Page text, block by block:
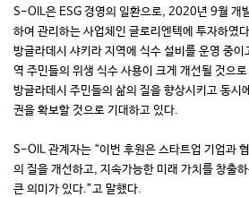
S-OIL은 ESG 경영의 일환으로, 2020년 9월 개
하여 관리하는 사업체인 글로리엔텍에 투자하였
방글라데시 샤키라 지역에 식수 설비를 운영 중
역 주민들의 위생 식수 사용이 크게 개선될 것으
방글라데시 주민들의 삶의 질을 향상시키고 동
권을 확보할 것으로 기대하고 있다.
S-OIL 관계자는 “이번 후원은 스타트업 기업과
의 질을 개선하고, 지속가능한 미래 가치를 창출
큰 의미가 있다.”고 말했다.